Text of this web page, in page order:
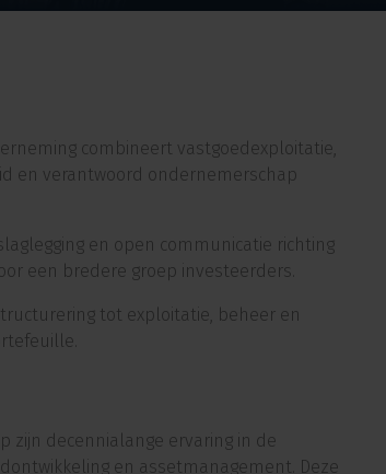
combineert vastgoedexploitatie,
en verantwoord ondernemerschap
en open communicatie richting
een bredere groep investeerders.
tot exploitatie, beheer en
zijn decennialange ervaring in de
en assetmanagement. Deze